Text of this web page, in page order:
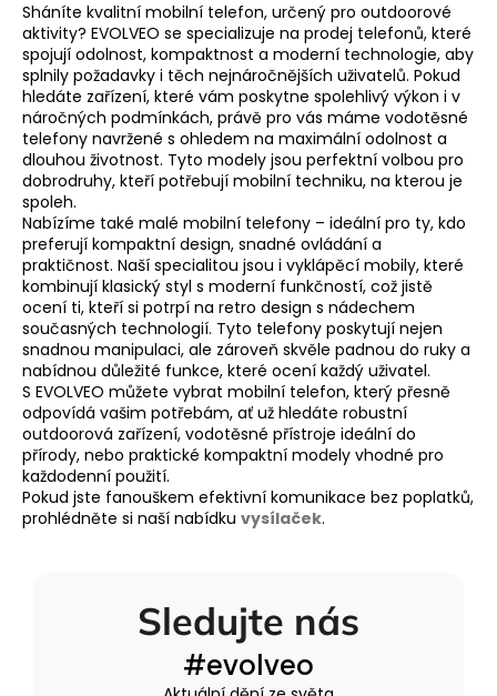
l
á
d
a
c
í
p
r
v
k
y
v
ý
p
i
s
u
Sháníte kvalitní mobilní telefon, určený pro outdoorové
aktivity? EVOLVEO se specializuje na prodej telefonů, které
spojují odolnost, kompaktnost a moderní technologie, aby
splnily požadavky i těch nejnáročnějších uživatelů. Pokud
hledáte zařízení, které vám poskytne spolehlivý výkon i v
náročných podmínkách, právě pro vás máme vodotěsné
telefony navržené s ohledem na maximální odolnost a
dlouhou životnost. Tyto modely jsou perfektní volbou pro
dobrodruhy, kteří potřebují mobilní techniku, na kterou je
spoleh.
Nabízíme také malé mobilní telefony – ideální pro ty, kdo
preferují kompaktní design, snadné ovládání a
praktičnost. Naší specialitou jsou i vyklápěcí mobily, které
kombinují klasický styl s moderní funkčností, což jistě
ocení ti, kteří si potrpí na retro design s nádechem
současných technologií. Tyto telefony poskytují nejen
snadnou manipulaci, ale zároveň skvěle padnou do ruky a
nabídnou důležité funkce, které ocení každý uživatel.
S EVOLVEO můžete vybrat mobilní telefon, který přesně
odpovídá vašim potřebám, ať už hledáte robustní
outdoorová zařízení, vodotěsné přístroje ideální do
přírody, nebo praktické kompaktní modely vhodné pro
každodenní použití.
Pokud jste fanouškem efektivní komunikace bez poplatků,
prohlédněte si naší nabídku vysílaček.
Sledujte nás
#evolveo